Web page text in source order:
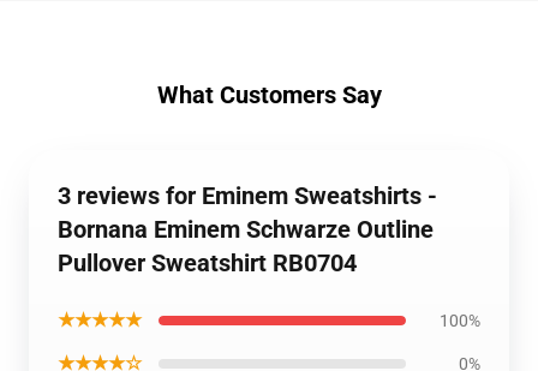
What Customers Say
3 reviews for Eminem Sweatshirts -
Bornana Eminem Schwarze Outline
Pullover Sweatshirt RB0704
★★★★★ 100%
★★★★☆ 0%